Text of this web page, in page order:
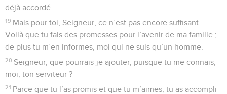
déjà accordé.
19 Mais pour toi, Seigneur, ce n’est pas encore suffisant.
Voilà que tu fais des promesses pour l’avenir de ma famille ;
de plus tu m’en informes, moi qui ne suis qu’un homme.
20 Seigneur, que pourrais-je ajouter, puisque tu me connais,
moi, ton serviteur ?
21 Parce que tu l’as promis et que tu m’aimes, tu as accompli